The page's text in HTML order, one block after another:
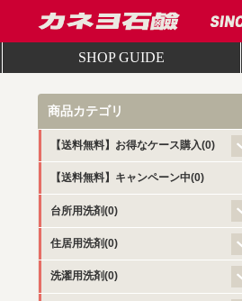
SHOP GUIDE
商品カテゴリ
【送料無料】お得なケース購入(0)
【送料無料】キャンペーン中(0)
台所用洗剤(0)
住居用洗剤(0)
洗濯用洗剤(0)